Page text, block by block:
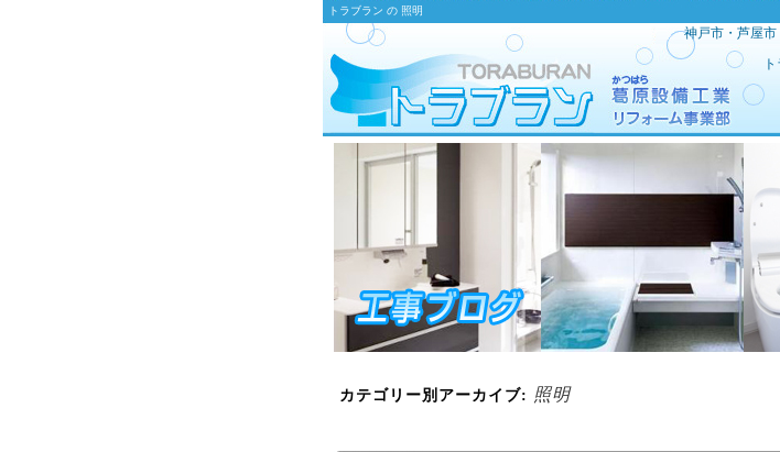
トラブラン の 照明
神戸市・芦屋
カテゴリー別アーカイブ: 照明